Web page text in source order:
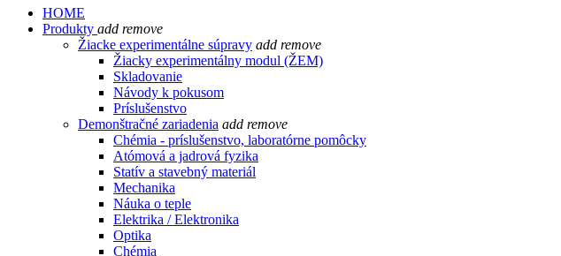
HOME
Produkty add remove
Žiacke experimentálne súpravy add remove
Žiacky experimentálny modul (ŽEM)
Skladovanie
Návody k pokusom
Príslušenstvo
Demonštračné zariadenia add remove
Chémia - príslušenstvo, laboratórne pomôcky
Atómová a jadrová fyzika
Statív a stavebný materiál
Mechanika
Náuka o teple
Elektrika / Elektronika
Optika
Chémia